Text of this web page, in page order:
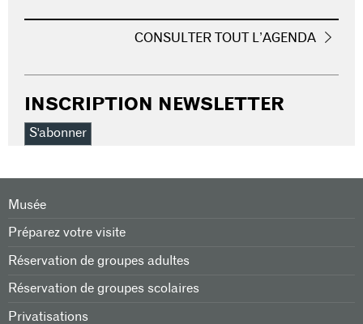
CONSULTER TOUT L’AGENDA
INSCRIPTION NEWSLETTER
S'abonner
Musée
Préparez votre visite
Réservation de groupes adultes
Réservation de groupes scolaires
Privatisations